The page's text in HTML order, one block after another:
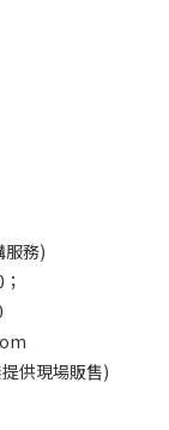
服務)
供現場販售)